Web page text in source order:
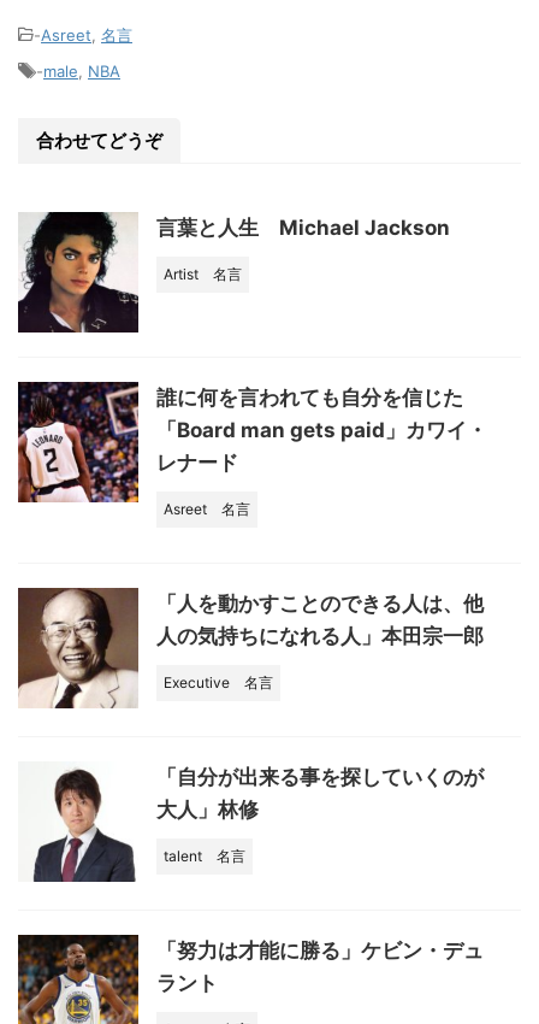
e
o
k
-Asreet, 名言
-male, NBA
合わせてどうぞ
言葉と人生 Michael Jackson
Artist 名言
誰に何を言われても自分を信じた
「Board man gets paid」カワイ・
レナード
Asreet 名言
「人を動かすことのできる人は、他
人の気持ちになれる人」本田宗一郎
Executive 名言
「自分が出来る事を探していくのが
大人」林修
talent 名言
「努力は才能に勝る」ケビン・デュ
ラント